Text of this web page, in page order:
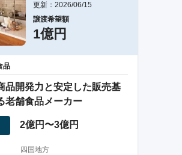
更新：2026/06/15
譲渡希望額
1億円
品
品開発力と安定した販売基
老舗食品メーカー
2億円〜3億円
四国地方